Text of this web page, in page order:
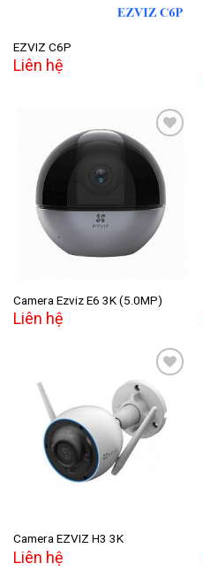
EZVIZ C6P
Liên hệ
Add to
wishlist
Camera Ezviz E6 3K (5.0MP)
Liên hệ
Add to
wishlist
Camera EZVIZ H3 3K
Liên hệ